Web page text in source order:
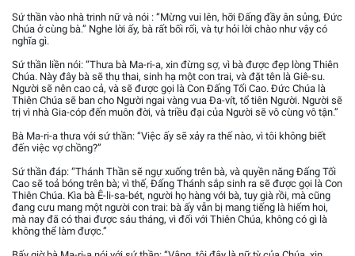
Sứ thần vào nhà trinh nữ và nói : “Mừng vui lên, hỡi Đấng đầy ân sủng, Đức
Chúa ở cùng bà.” Nghe lời ấy, bà rất bối rối, và tự hỏi lời chào như vậy có
nghĩa gì.
Sứ thần liền nói: “Thưa bà Ma-ri-a, xin đừng sợ, vì bà được đẹp lòng Thiên
Chúa. Này đây bà sẽ thụ thai, sinh hạ một con trai, và đặt tên là Giê-su.
Người sẽ nên cao cả, và sẽ được gọi là Con Đấng Tối Cao. Đức Chúa là
Thiên Chúa sẽ ban cho Người ngai vàng vua Đa-vít, tổ tiên Người. Người sẽ
trị vì nhà Gia-cóp đến muôn đời, và triều đại của Người sẽ vô cùng vô tận.”
Bà Ma-ri-a thưa với sứ thần: “Việc ấy sẽ xảy ra thế nào, vì tôi không biết
đến việc vợ chồng?”
Sứ thần đáp: “Thánh Thần sẽ ngự xuống trên bà, và quyền năng Đấng Tối
Cao sẽ toả bóng trên bà; vì thế, Đấng Thánh sắp sinh ra sẽ được gọi là Con
Thiên Chúa. Kìa bà Ê-li-sa-bét, người họ hàng với bà, tuy già rồi, mà cũng
đang cưu mang một người con trai: bà ấy vẫn bị mang tiếng là hiếm hoi,
mà nay đã có thai được sáu tháng, vì đối với Thiên Chúa, không có gì là
không thể làm được.”